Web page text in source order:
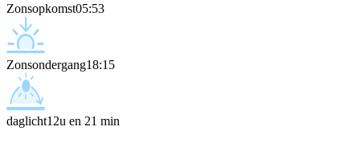
Zonsopkomst05:53
Zonsondergang18:15
daglicht12u en 21 min